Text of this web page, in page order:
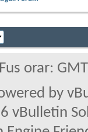
Fus orar:
by
vBulletin